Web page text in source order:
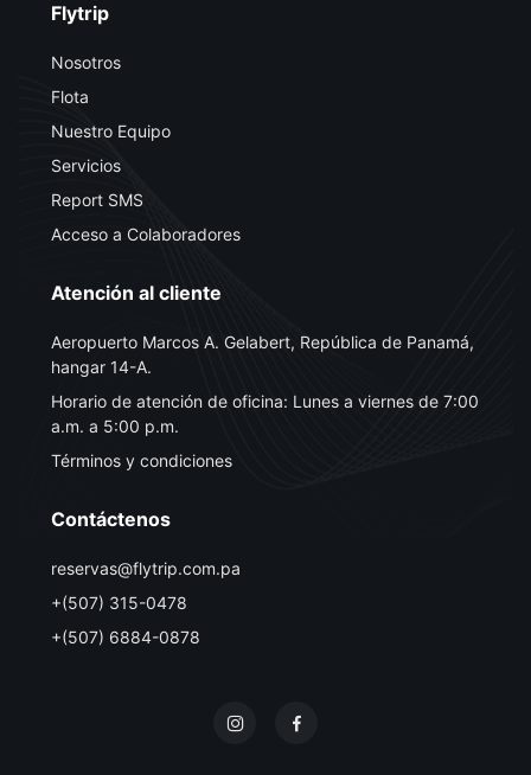
Flytrip
Nosotros
Flota
Nuestro Equipo
Servicios
Report SMS
Acceso a Colaboradores
Atención al cliente
Aeropuerto Marcos A. Gelabert, República de Panamá,
hangar 14-A.
Horario de atención de oficina: Lunes a viernes de 7:00
a.m. a 5:00 p.m.
Términos y condiciones
Contáctenos
reservas@flytrip.com.pa
+(507) 315-0478
+(507) 6884-0878